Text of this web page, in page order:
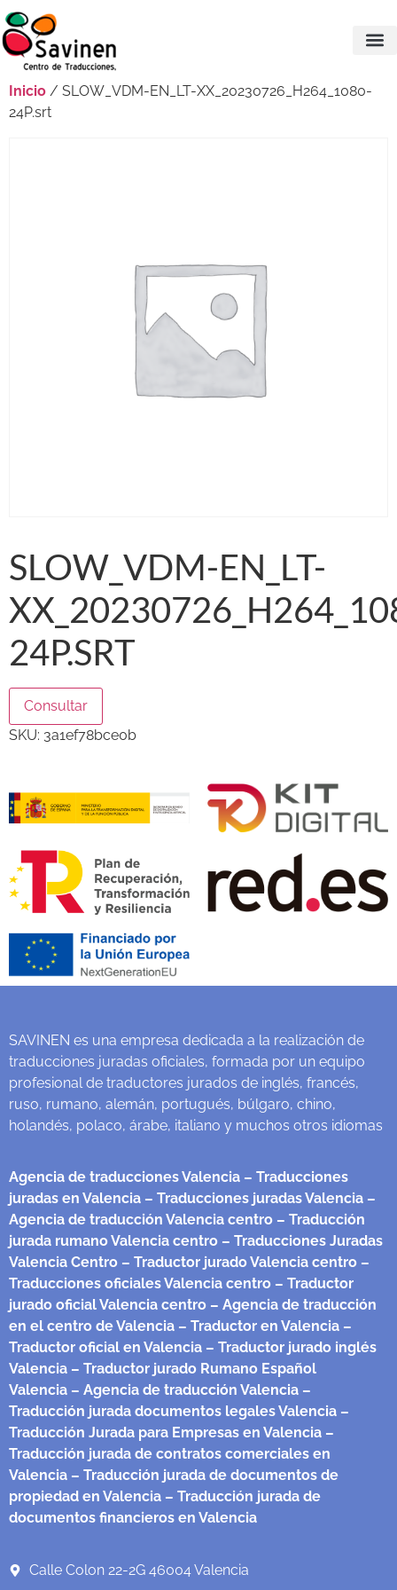
Inicio / SLOW_VDM-EN_LT-XX_20230726_H264_1080-
24P.srt
SLOW_VDM-EN_LT-
24P.SRT
Consultar
SKU: 3a1ef78bce0b
SAVINEN es una empresa dedicada a la realización de
traducciones juradas oficiales, formada por un equipo
profesional de traductores jurados de inglés, francés,
ruso, rumano, alemán, portugués, búlgaro, chino,
holandés, polaco, árabe, italiano y muchos otros idiomas
Agencia de traducciones Valencia – Traducciones
juradas en Valencia – Traducciones juradas Valencia –
Agencia de traducción Valencia centro – Traducción
jurada rumano Valencia centro – Traducciones Juradas
Valencia Centro – Traductor jurado Valencia centro –
Traducciones oficiales Valencia centro – Traductor
jurado oficial Valencia centro – Agencia de traducción
en el centro de Valencia – Traductor en Valencia –
Traductor oficial en Valencia – Traductor jurado inglés
Valencia – Traductor jurado Rumano Español
Valencia – Agencia de traducción Valencia –
Traducción jurada documentos legales Valencia –
Traducción Jurada para Empresas en Valencia –
Traducción jurada de contratos comerciales en
Valencia – Traducción jurada de documentos de
propiedad en Valencia – Traducción jurada de
documentos financieros en Valencia
Calle Colon 22-2G 46004 Valencia